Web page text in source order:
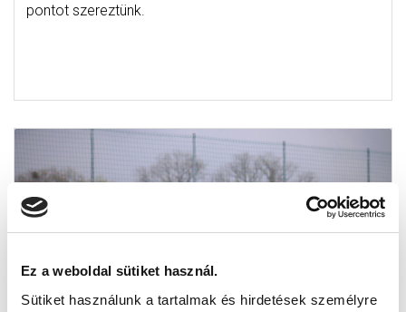
Ez a weboldal sütiket használ.
Sütiket használunk a tartalmak és hirdetések személyre
pontot szereztünk.